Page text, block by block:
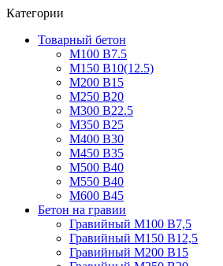
Категории
Товарный бетон
М100 В7.5
М150 В10(12.5)
М200 В15
М250 В20
М300 В22.5
М350 В25
М400 В30
М450 В35
М500 В40
М550 В40
М600 В45
Бетон на гравии
Гравийный М100 В7,5
Гравийный М150 В12,5
Гравийный М200 В15